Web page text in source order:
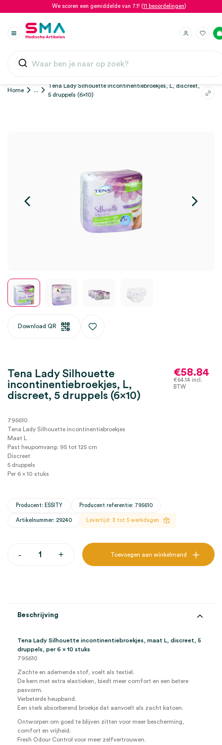
We scoren een gemiddelde van 7.1! (11 beoordelingen)
Home ...
Tena Lady Silhouette incontinentiebroekjes, L, discreet,
5 druppels (6×10)
Download QR
Tena Lady Silhouette
incontinentiebroekjes, L,
discreet, 5 druppels (6×10)
€58.84
€64.14incl.
BTW
795610
Tena Lady Silhouette incontinentiebroekjes
Maat L
Past heupomvang: 95 tot 125 cm
Discreet
5 druppels
Per 6 x 10 stuks
Producent: ESSITY Producent referentie: 795610
Artikelnummer: 29240 Levertijd: 3 tot 5 werkdagen
-
druppels
+ Toevoegen aan winkelmand
Beschrijving
Tena Lady Silhouette incontinentiebroekjes, maat L, discreet, 5
druppels, per 6 x 10 stuks
795610
Zachte en ademende stof, voelt als textiel.
De kern met extra elastieken, biedt meer comfort en een betere
pasvorm.
Verbeterde heupband.
Een sterk absorberend broekje dat aanvoelt als zacht katoen.
Ontworpen om goed te blijven zitten voor meer bescherming,
comfort en vrijheid.
Fresh Odour Control voor meer zelfvertrouwen.